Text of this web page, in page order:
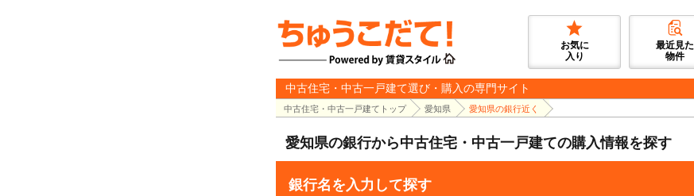
お気に
入り
最近見た
物件
中古住宅・中古一戸建て選び・購入の専門サイト
中古住宅・中古一戸建てトップ 愛知県 愛知県の銀行近く
愛知県の銀行から中古住宅・中古一戸建ての購入情報を探す
銀行名を入力して探す